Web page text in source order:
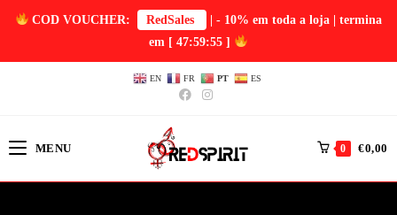
COD VOUCHER: RedSales
| - 10% em toda a loja | termina
em [ 47:59:54 ]
EN FR PT ES
MENU 0 €0,00